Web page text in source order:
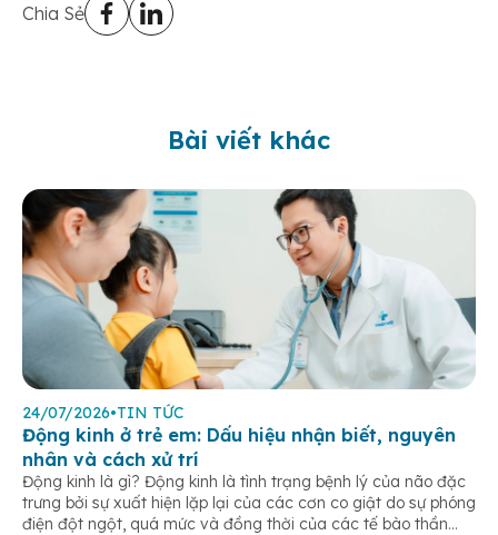
Chia Sẻ
Bài viết khác
24/07/2026•TIN TỨC
Động kinh ở trẻ em: Dấu hiệu nhận biết, nguyên
nhân và cách xử trí
Động kinh là gì? Động kinh là tình trạng bệnh lý của não đặc
trưng bởi sự xuất hiện lặp lại của các cơn co giật do sự phóng
điện đột ngột, quá mức và đồng thời của các tế bào thần